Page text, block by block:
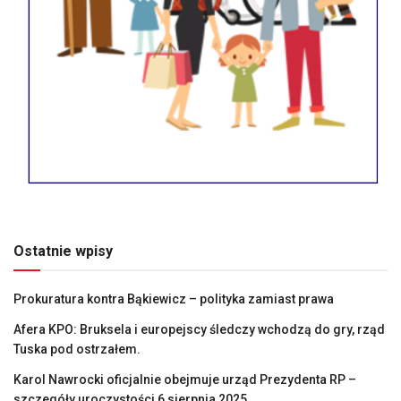
Ostatnie wpisy
Prokuratura kontra Bąkiewicz – polityka zamiast prawa
Afera KPO: Bruksela i europejscy śledczy wchodzą do gry, rząd
Tuska pod ostrzałem.
Karol Nawrocki oficjalnie obejmuje urząd Prezydenta RP –